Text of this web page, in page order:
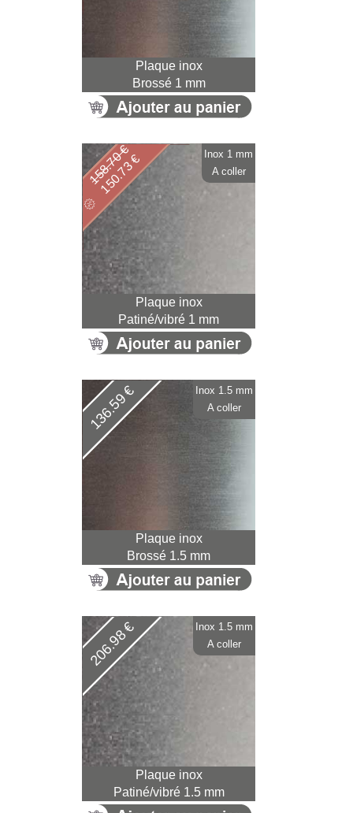
Plaque inox
Brossé 1 mm
Plaque inox
Patiné/vibré 1 mm
150.73 €
158.70 €
Inox 1 mm
A coller
Plaque inox
Brossé 1.5 mm
136.59 €
Inox 1.5 mm
A coller
Plaque inox
Patiné/vibré 1.5 mm
206.98 €
Inox 1.5 mm
A coller